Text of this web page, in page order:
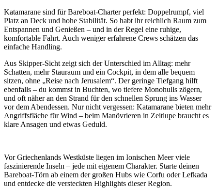
Katamarane sind für Bareboat-Charter perfekt: Doppelrumpf, viel
Platz an Deck und hohe Stabilität. So habt ihr reichlich Raum zum
Entspannen und Genießen – und in der Regel eine ruhige,
komfortable Fahrt. Auch weniger erfahrene Crews schätzen das
einfache Handling.
Aus Skipper-Sicht zeigt sich der Unterschied im Alltag: mehr
Schatten, mehr Stauraum und ein Cockpit, in dem alle bequem
sitzen, ohne „Reise nach Jerusalem“. Der geringe Tiefgang hilft
ebenfalls – du kommst in Buchten, wo tiefere Monohulls zögern,
und oft näher an den Strand für den schnellen Sprung ins Wasser
vor dem Abendessen. Nur nicht vergessen: Katamarane bieten mehr
Angriffsfläche für Wind – beim Manövrieren in Zeitlupe braucht es
klare Ansagen und etwas Geduld.
Vor Griechenlands Westküste liegen im Ionischen Meer viele
faszinierende Inseln – jede mit eigenem Charakter. Starte deinen
Bareboat-Törn ab einem der großen Hubs wie Corfu oder Lefkada
und entdecke die versteckten Highlights dieser Region.